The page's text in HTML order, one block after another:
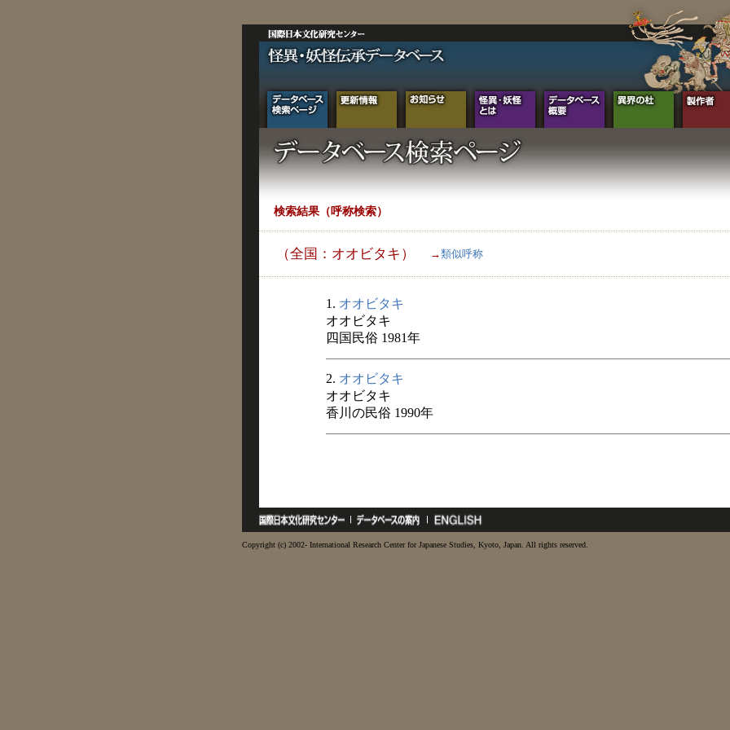
検索結果（呼称検索）
（全国：オオビタキ） →類似呼称
1. オオビタキ
オオビタキ
四国民俗 1981年
2. オオビタキ
オオビタキ
香川の民俗 1990年
Copyright (c) 2002- International Research Center for Japanese Studies, Kyoto, Japan. All rights reserved.